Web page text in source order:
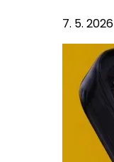
7. 5. 2026